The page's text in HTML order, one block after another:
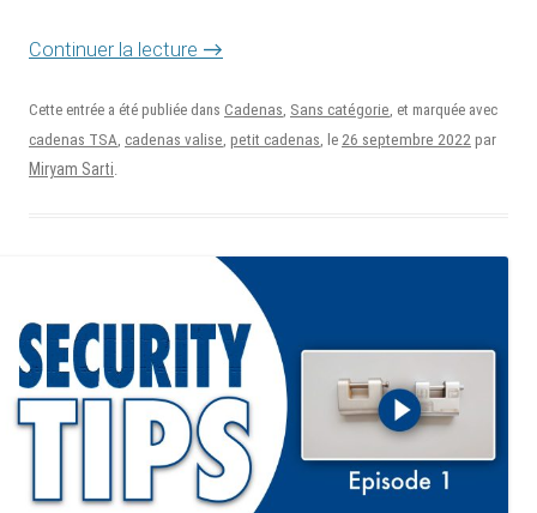
Continuer la lecture →
Cette entrée a été publiée dans Cadenas, Sans catégorie, et marquée avec
cadenas TSA, cadenas valise, petit cadenas, le 26 septembre 2022 par
Miryam Sarti.